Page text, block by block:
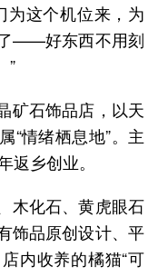
为这个机位来，为
——好东西不用刻
”
矿石饰品店，以天
“情绪栖息地”。主
乡创业。
木化石、黄虎眼石
饰品原创设计、平
内收养的橘猫“可